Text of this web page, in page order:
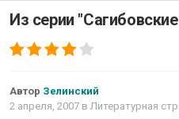
Из серии
Автор Зелинский
2 апреля, 2007 в Литературная